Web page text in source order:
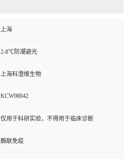
上海
2-8℃防潮避光
上海科澄维生物
KCW98042
仅用于科研实验，不得用于临床诊断
酶联免疫